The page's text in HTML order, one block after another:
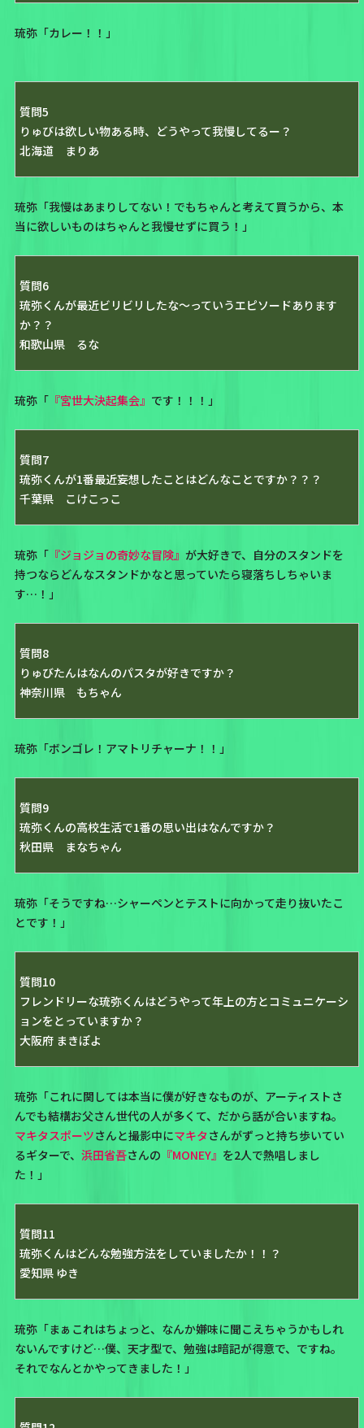
琉弥「カレー！！」
質問5
りゅびは欲しい物ある時、どうやって我慢してるー？
北海道 まりあ
琉弥「我慢はあまりしてない！でもちゃんと考えて買うから、本
当に欲しいものはちゃんと我慢せずに買う！」
質問6
琉弥くんが最近ビリビリしたな〜っていうエピソードあります
か？？
和歌山県 るな
琉弥「『宮世大決起集会』 です！！！」
質問7
琉弥くんが1番最近妄想したことはどんなことですか？？？
千葉県 こけこっこ
琉弥「『ジョジョの奇妙な冒険』 が大好きで、自分のスタンドを
持つならどんなスタンドかなと思っていたら寝落ちしちゃいま
す…！」
質問8
りゅびたんはなんのパスタが好きですか？
神奈川県 もちゃん
琉弥「ボンゴレ！アマトリチャーナ！！」
質問9
琉弥くんの高校生活で1番の思い出はなんですか？
秋田県 まなちゃん
琉弥「そうですね…シャーペンとテストに向かって走り抜いたこ
とです！」
質問10
フレンドリーな琉弥くんはどうやって年上の方とコミュニケーシ
ョンをとっていますか？
大阪府 まきぽよ
琉弥「これに関しては本当に僕が好きなものが、アーティストさ
んでも結構お父さん世代の人が多くて、だから話が合いますね。
マキタスポーツさんと撮影中にマキタさんがずっと持ち歩いてい
るギターで、 浜田省吾さんの 『MONEY』 を2人で熱唱しまし
た！」
質問11
琉弥くんはどんな勉強方法をしていましたか！！？
愛知県 ゆき
琉弥「まぁこれはちょっと、なんか嫌味に聞こえちゃうかもしれ
ないんですけど…僕、天才型で、勉強は暗記が得意で、ですね。
それでなんとかやってきました！」